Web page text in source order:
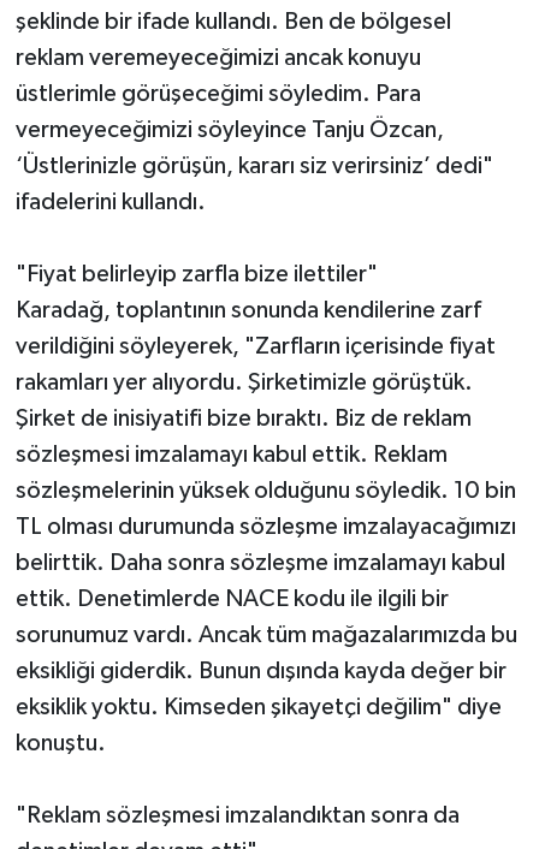
şeklinde bir ifade kullandı. Ben de bölgesel
reklam veremeyeceğimizi ancak konuyu
üstlerimle görüşeceğimi söyledim. Para
vermeyeceğimizi söyleyince Tanju Özcan,
‘Üstlerinizle görüşün, kararı siz verirsiniz’ dedi"
ifadelerini kullandı.
"Fiyat belirleyip zarfla bize ilettiler"
Karadağ, toplantının sonunda kendilerine zarf
verildiğini söyleyerek, "Zarfların içerisinde fiyat
rakamları yer alıyordu. Şirketimizle görüştük.
Şirket de inisiyatifi bize bıraktı. Biz de reklam
sözleşmesi imzalamayı kabul ettik. Reklam
sözleşmelerinin yüksek olduğunu söyledik. 10 bin
TL olması durumunda sözleşme imzalayacağımızı
belirttik. Daha sonra sözleşme imzalamayı kabul
ettik. Denetimlerde NACE kodu ile ilgili bir
sorunumuz vardı. Ancak tüm mağazalarımızda bu
eksikliği giderdik. Bunun dışında kayda değer bir
eksiklik yoktu. Kimseden şikayetçi değilim" diye
konuştu.
"Reklam sözleşmesi imzalandıktan sonra da